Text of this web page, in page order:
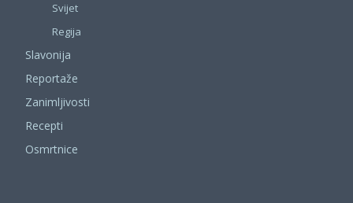
Svijet
Regija
Slavonija
Reportaže
Zanimljivosti
Recepti
Osmrtnice